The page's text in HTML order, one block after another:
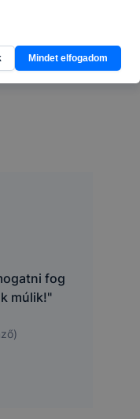
fog
múlik!"
Mindet elfogadom